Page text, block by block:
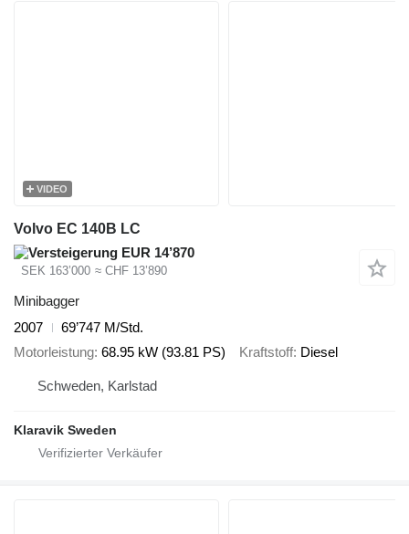
VIDEO
Volvo EC 140B LC
EUR 14’870
SEK 163’000 ≈ CHF 13’890
Minibagger
2007
69’747 M/Std.
Motorleistung 68.95 kW (93.81 PS) Kraftstoff Diesel
Schweden, Karlstad
Klaravik Sweden